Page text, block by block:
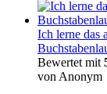
Ich lerne das
Bewertet mit
von Anonym